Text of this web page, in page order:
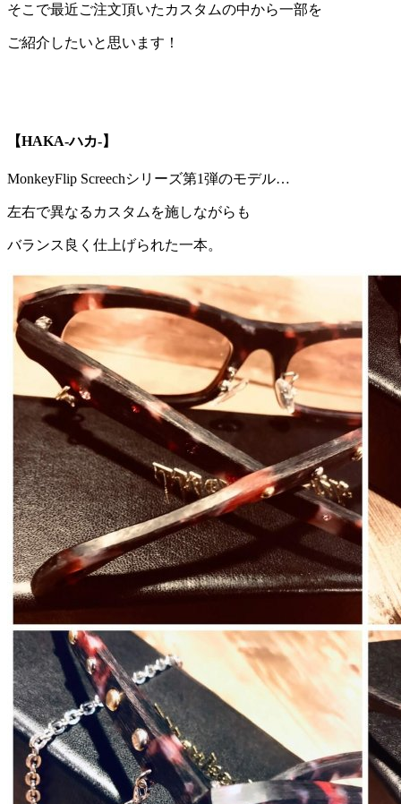
そこで最近ご注文頂いたカスタムの中から一部を
ご紹介したいと思います！
【HAKA-ハカ-】
MonkeyFlip Screechシリーズ第1弾のモデル…
左右で異なるカスタムを施しながらも
バランス良く仕上げられた一本。